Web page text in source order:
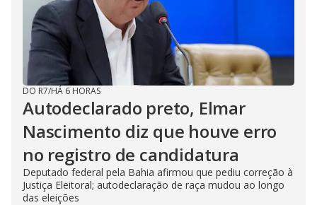
DO R7/HÁ 6 HORAS
Autodeclarado preto, Elmar
Nascimento diz que houve erro
no registro de candidatura
Deputado federal pela Bahia afirmou que pediu correção à
Justiça Eleitoral; autodeclaração de raça mudou ao longo
das eleições